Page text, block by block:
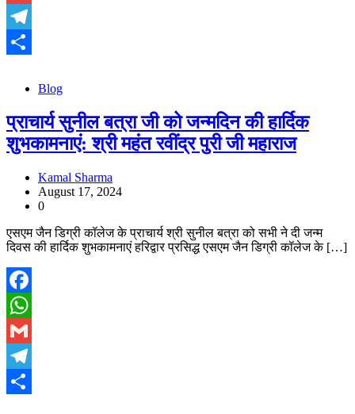
Gmail
Telegram
Blog
प्राचार्य सुनील बत्रा जी को जन्मदिन की हार्दिक
शुभकामनाएं: श्री महंत रवींद्र पुरी जी महाराज
Kamal Sharma
August 17, 2024
0
एसएम जैन डिग्री कॉलेज के प्राचार्य श्री सुनील बत्रा को सभी ने दी जन्म
दिवस की हार्दिक शुभकामनाएं हरिद्वार प्रसिद्ध एसएम जैन डिग्री कॉलेज के […]
Facebook
WhatsApp
Gmail
Telegram